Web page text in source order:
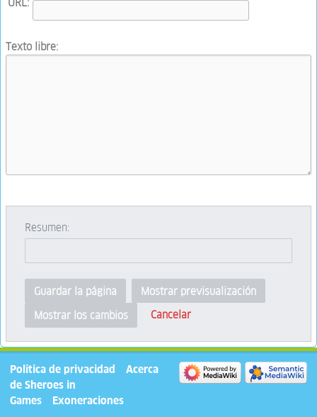
Texto libre:
Resumen:
Guardar la página
Mostrar previsualización
Mostrar los cambios
Cancelar
Política de privacidad
Acerca
de Sheroes in
Games
Exoneraciones